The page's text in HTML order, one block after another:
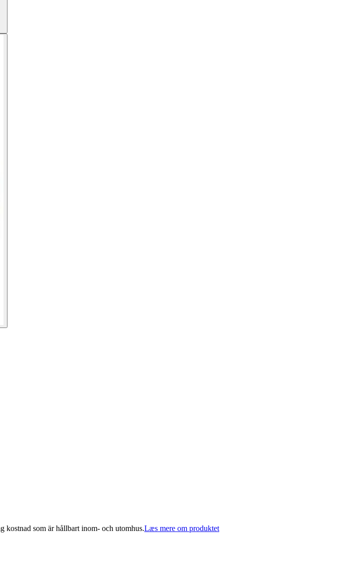
kostnad som är hållbart inom- och utomhus.Læs mere om produktet